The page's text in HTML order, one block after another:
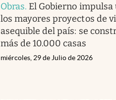
Obras. El Gobierno impulsa
los mayores proyectos de
asequible del país: se
más de 10.000 casas
miércoles, 29 de Julio de 2026